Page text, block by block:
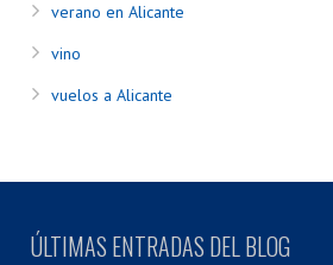
verano en Alicante
vino
vuelos a Alicante
ÚLTIMAS ENTRADAS DEL BLOG